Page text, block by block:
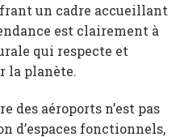
un cadre accueillant
est clairement à
qui respecte et
la planète.
des aéroports n’est pas
d’espaces fonctionnels,